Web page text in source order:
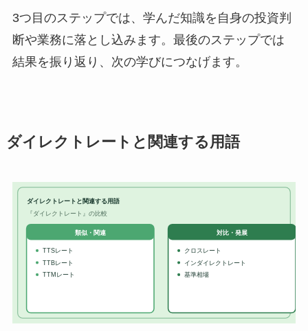
3つ目のステップでは、学んだ知識を自身の投資判
断や業務に落とし込みます。最後のステップでは
結果を振り返り、次の学びにつなげます。
ダイレクトレートと関連する用語
ダイレクトレートと関連する用語
『ダイレクトレート』の比較
類似・関連
TTSレート
TTBレート
TTMレート
対比・発展
クロスレート
インダイレクトレート
基準相場